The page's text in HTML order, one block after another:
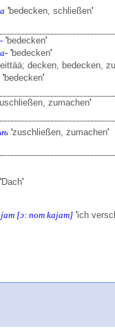
'bedecken, schließen'
'bedecken'
'bedecken'
decken, bedecken,
'bedecken'
zumachen'
'zuschließen, zumachen'
'Dach'
[ɔ: nom kajam] 'ich